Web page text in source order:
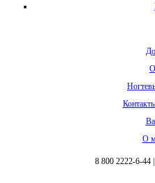
О
8 800 2222-6-44